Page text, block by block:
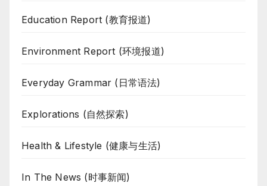
Education Report (教育报道)
Environment Report (环境报道)
Everyday Grammar (日常语法)
Explorations (自然探索)
Health & Lifestyle (健康与生活)
In The News (时事新闻)